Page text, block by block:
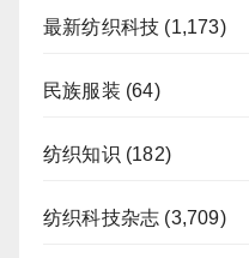
最新纺织科技 (1,173)
民族服装 (64)
纺织知识 (182)
纺织科技杂志 (3,709)